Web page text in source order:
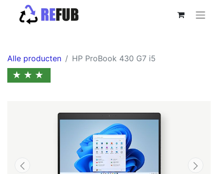
Alle producten HP ProBook 430 G7 i5
★★★